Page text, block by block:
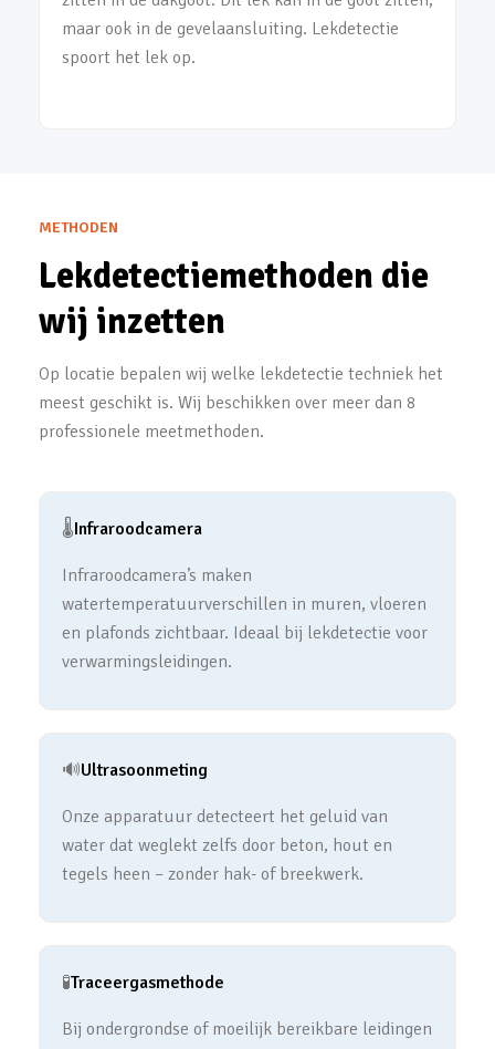
maar ook in de gevelaansluiting. Lekdetectie
spoort het lek op.
METHODEN
Lekdetectiemethoden die
wij inzetten
Op locatie bepalen wij welke lekdetectie techniek het
meest geschikt is. Wij beschikken over meer dan 8
professionele meetmethoden.
🌡️Infraroodcamera
Infraroodcamera’s maken
watertemperatuurverschillen in muren, vloeren
en plafonds zichtbaar. Ideaal bij lekdetectie voor
verwarmingsleidingen.
🔊Ultrasoonmeting
Onze apparatuur detecteert het geluid van
water dat weglekt zelfs door beton, hout en
tegels heen – zonder hak- of breekwerk.
🧪Traceergasmethode
Bij ondergrondse of moeilijk bereikbare leidingen